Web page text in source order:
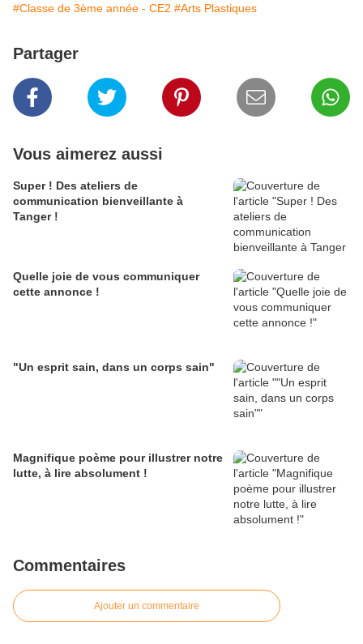
#Classe de 3ème année - CE2 #Arts Plastiques
Partager
Vous aimerez aussi
Super ! Des ateliers de
communication bienveillante à
Tanger !
Quelle joie de vous communiquer
cette annonce !
"Un esprit sain, dans un corps sain"
Magnifique poème pour illustrer notre
lutte, à lire absolument !
Commentaires
Ajouter un commentaire